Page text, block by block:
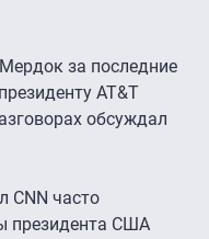
за последние
AT&T
обсуждал
CNN часто
президента США